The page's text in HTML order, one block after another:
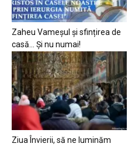
Zaheu Vameșul și sfințirea de
casă… Și nu numai!
Ziua Învierii, să ne luminăm